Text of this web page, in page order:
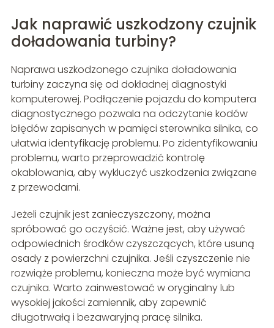
Jak naprawić uszkodzony czujnik
doładowania turbiny?
Naprawa uszkodzonego czujnika doładowania
turbiny zaczyna się od dokładnej diagnostyki
komputerowej. Podłączenie pojazdu do komputera
diagnostycznego pozwala na odczytanie kodów
błędów zapisanych w pamięci sterownika silnika, co
ułatwia identyfikację problemu. Po zidentyfikowaniu
problemu, warto przeprowadzić kontrolę
okablowania, aby wykluczyć uszkodzenia związane
z przewodami.
Jeżeli czujnik jest zanieczyszczony, można
spróbować go oczyścić. Ważne jest, aby używać
odpowiednich środków czyszczących, które usuną
osady z powierzchni czujnika. Jeśli czyszczenie nie
rozwiąże problemu, konieczna może być wymiana
czujnika. Warto zainwestować w oryginalny lub
wysokiej jakości zamiennik, aby zapewnić
długotrwałą i bezawaryjną pracę silnika.